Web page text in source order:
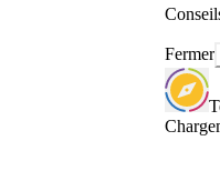
Fermer